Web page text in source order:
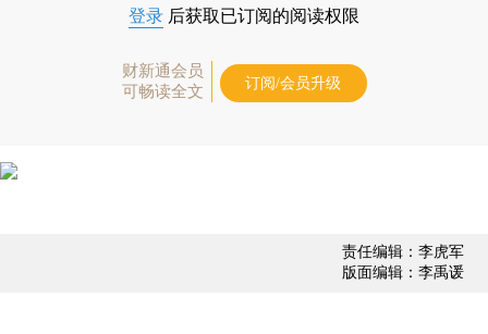
登录 后获取已订阅的阅读权限
财新通会员
可畅读全文
订阅/会员升级
责任编辑：李虎军
版面编辑：李禹谖